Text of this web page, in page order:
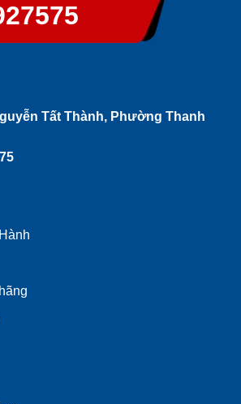
Tất Thành, Phường Thanh